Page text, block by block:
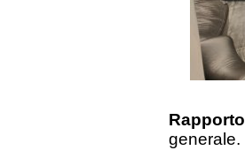
generale.